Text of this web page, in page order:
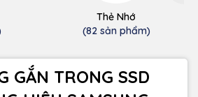
Thẻ Nhớ
(82 sản phẩm)
GẮN TRONG SSD